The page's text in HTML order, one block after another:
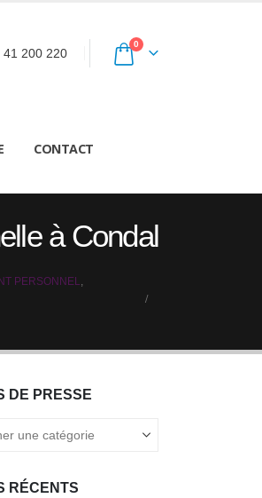
41 200 220
0
CONTACT
à Condal
PERSONNEL
DE PRESSE
RÉCENTS